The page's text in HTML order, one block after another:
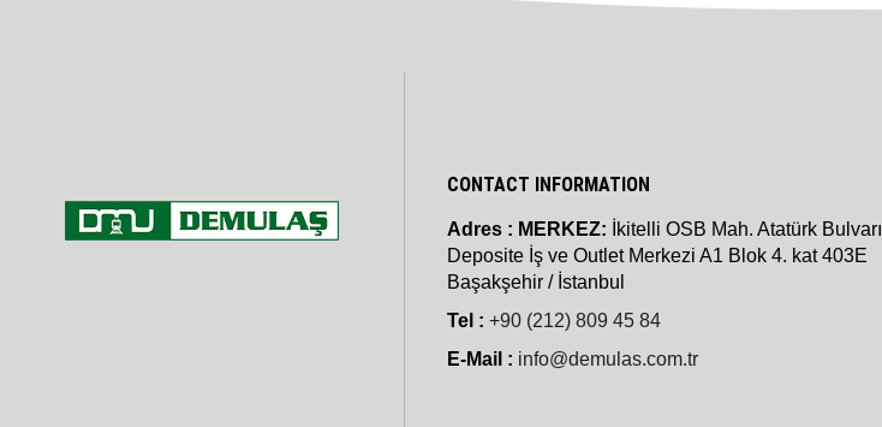
CONTACT INFORMATION
Adres : MERKEZ: İkitelli OSB Mah. Atatürk Bulvarı
Deposite İş ve Outlet Merkezi A1 Blok 4. kat 403E
Başakşehir / İstanbul
Tel : +90 (212) 809 45 84
E-Mail : info@demulas.com.tr